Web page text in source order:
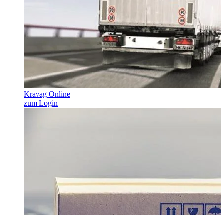
Kravag Online
zum Login